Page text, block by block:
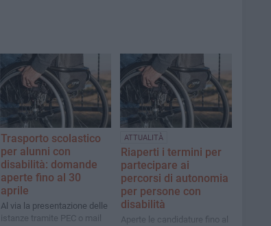
Trasporto scolastico
per alunni con
disabilità: domande
aperte fino al 30
aprile
Al via la presentazione delle
istanze tramite PEC o mail
ATTUALITÀ
Riaperti i termini per
partecipare ai
percorsi di autonomia
per persone con
disabilità
Aperte le candidature fino al